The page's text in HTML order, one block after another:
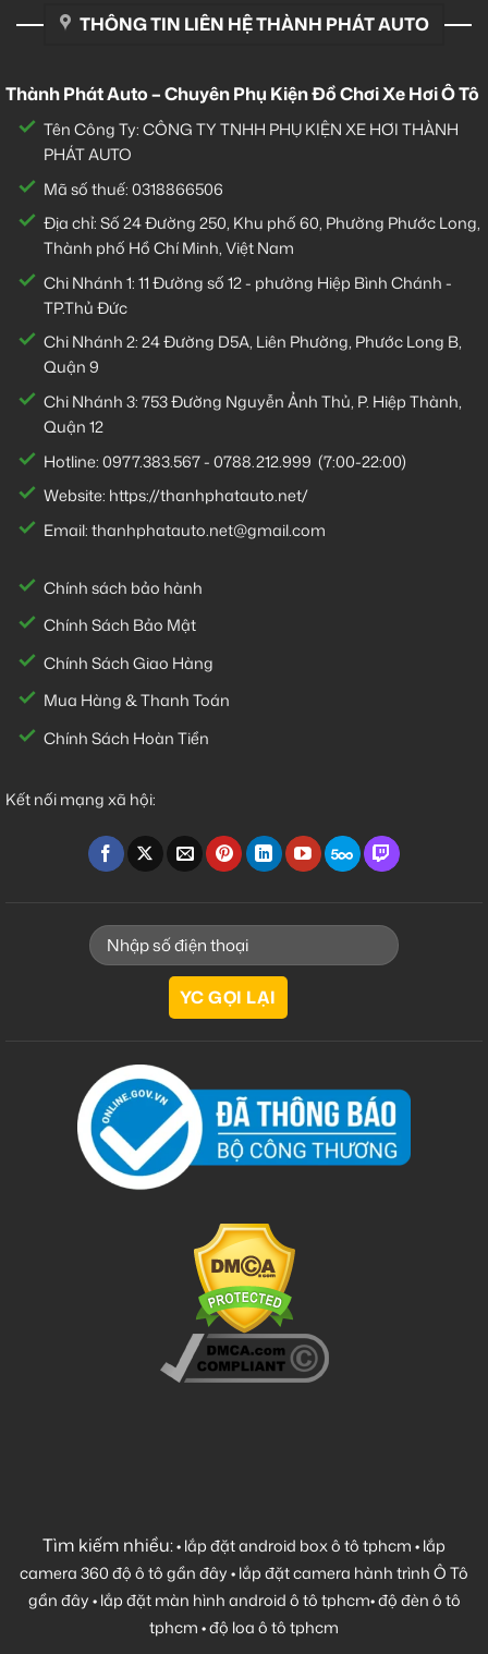
THÔNG TIN LIÊN HỆ THÀNH PHÁT AUTO
Thành Phát Auto – Chuyên Phụ Kiện Đồ Chơi Xe Hơi Ô Tô
Tên Công Ty: CÔNG TY TNHH PHỤ KIỆN XE HƠI THÀNH
PHÁT AUTO
Mã số thuế: 0318866506
Địa chỉ: Số 24 Đường 250, Khu phố 60, Phường Phước Long,
Thành phố Hồ Chí Minh, Việt Nam
Chi Nhánh 1:11 Đường số 12 - phường Hiệp Bình Chánh -
TP.Thủ Đức
Chi Nhánh 2:24 Đường D5A, Liên Phường, Phước Long B,
Quận 9
Chi Nhánh 3:753 Đường Nguyễn Ảnh Thủ, P. Hiệp Thành,
Quận 12
Hotline:0977.383.567-0788.212.999 (7:00-22:00)
Website: https://thanhphatauto.net/
Email:thanhphatauto.net@gmail.com
Chính sách bảo hành
Chính Sách Bảo Mật
Chính Sách Giao Hàng
Mua Hàng & Thanh Toán
Chính Sách Hoàn Tiền
Kết nối mạng xã hội:
Tìm kiếm nhiều:•lắp đặt android box ô tô tphcm•lắp
camera 360 độ ô tô gần đây•lắp đặt camera hành trình Ô Tô
gần đây•lắp đặt màn hình android ô tô tphcm•độ đèn ô tô
tphcm•độ loa ô tô tphcm